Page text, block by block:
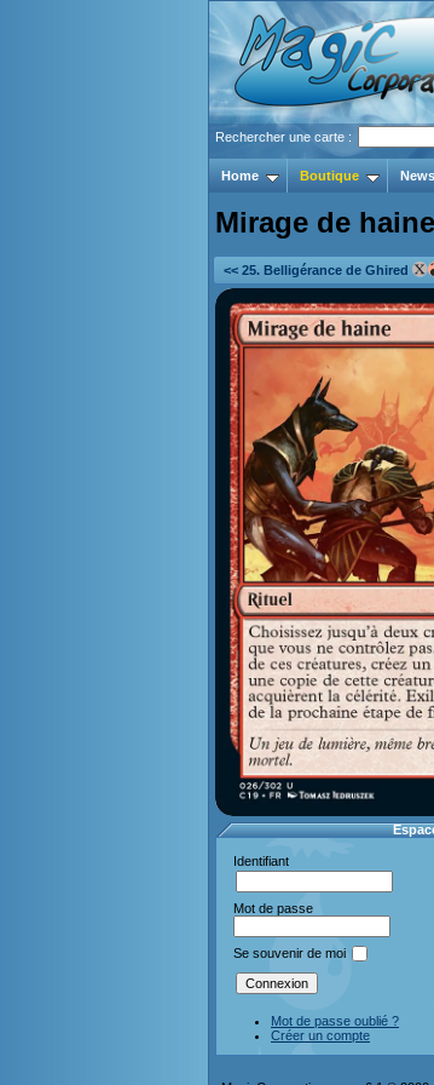
Rechercher une carte :
Home Boutique News
Mirage de haine
<< 25. Belligérance de Ghired
Identifiant
Mot de passe
Se souvenir de moi
Mot de passe oublié ?
Créer un compte